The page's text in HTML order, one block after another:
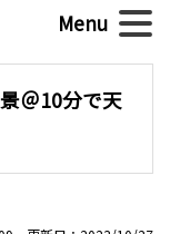
＠10分で天